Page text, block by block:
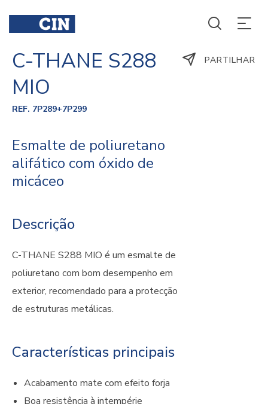
C-THANE S288
MIO
REF. 7P289+7P299
Esmalte de poliuretano
alifático com óxido de
micáceo
Descrição
C-THANE S288 MIO é um esmalte de
poliuretano com bom desempenho em
exterior, recomendado para a protecção
de estruturas metálicas.
Características principais
Acabamento mate com efeito forja
Boa resistência à intempérie
PARTILHAR